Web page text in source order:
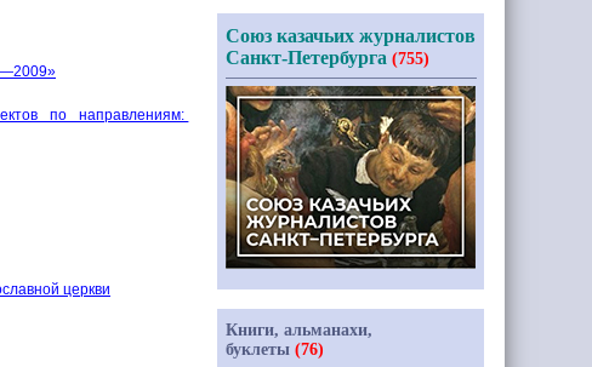
по направлениям:
церкви
Союз казачьих журналистов
Санкт-Петербурга (755)
Книги, альманахи,
буклеты (76)